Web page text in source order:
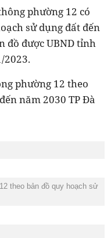
phường 12 có
sử dụng đất đến
đồ được UBND tỉnh
2023.
phường 12 theo
năm 2030 TP Đà
theo bản đồ quy hoạch sử